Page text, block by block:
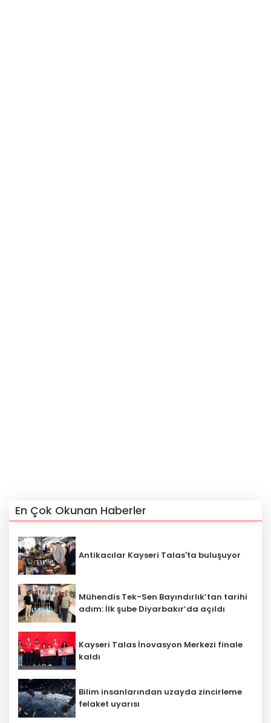
En Çok Okunan Haberler
Antikacılar Kayseri Talas'ta buluşuyor
Mühendis Tek-Sen Bayındırlık’tan tarihi
adım: İlk şube Diyarbakır’da açıldı
Kayseri Talas İnovasyon Merkezi finale
kaldı
Bilim insanlarından uzayda zincirleme
felaket uyarısı